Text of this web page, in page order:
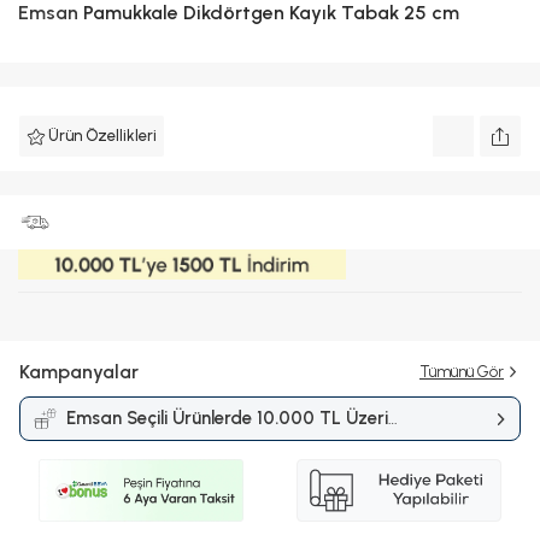
Emsan Pamukkale Dikdörtgen Kayık Tabak 25 cm
Ürün Özellikleri
Kampanyalar Tümünü Gör
Emsan Seçili Ürünlerde 10.000 TL Üzeri
Alışverişlerde 1.500 TL İndirimKampanyası